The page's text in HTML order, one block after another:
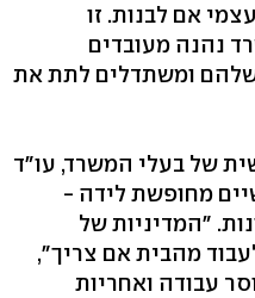
אם לבנות. זו
נהנה מעובדים
ומשתדלים לתת את
של בעלי המשרד, עו"ד
מחופשת לידה -
"המדיניות של
מהבית אם צריך",
עבודה ואחריות